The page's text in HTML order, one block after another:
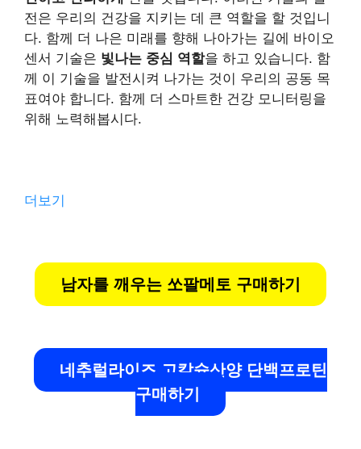
전은 우리의 건강을 지키는 데 큰 역할을 할 것입니
다. 함께 더 나은 미래를 향해 나아가는 길에 바이오
센서 기술은 빛나는 중심 역할을 하고 있습니다. 함
께 이 기술을 발전시켜 나가는 것이 우리의 공동 목
표여야 합니다. 함께 더 스마트한 건강 모니터링을
위해 노력해봅시다.
더보기
남자를 깨우는 쏘팔메토 구매하기
네추럴라이즈 고칼슘산양 단백프로틴
구매하기